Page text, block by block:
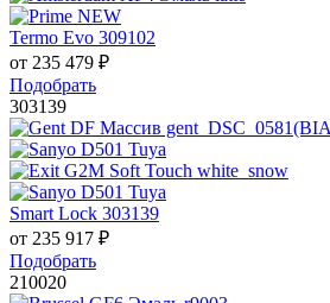
Termo Evo 309102
от 235 479 ₽
Подобрать
303139
Smart Lock 303139
от 235 917 ₽
Подобрать
210020